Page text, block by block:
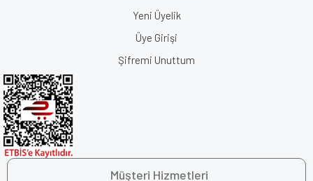
Yeni Üyelik
Üye Girişi
Şifremi Unuttum
Müşteri Hizmetleri